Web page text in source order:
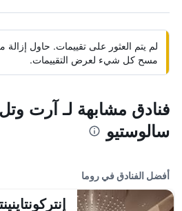
لم يتم العثور على تقييمات. حاول إزالة
مسح كل شيء لعرض التقييمات.
فنادق مشابهة لـ آرت وتل
سالوستيو
أفضل الفنادق في روما